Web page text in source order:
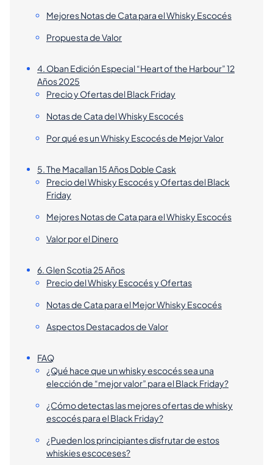
Mejores Notas de Cata para el Whisky Escocés
Propuesta de Valor
4. Oban Edición Especial “Heart of the Harbour” 12
Años 2025
Precio y Ofertas del Black Friday
Notas de Cata del Whisky Escocés
Por qué es un Whisky Escocés de Mejor Valor
5. The Macallan 15 Años Doble Cask
Precio del Whisky Escocés y Ofertas del Black
Friday
Mejores Notas de Cata para el Whisky Escocés
Valor por el Dinero
6. Glen Scotia 25 Años
Precio del Whisky Escocés y Ofertas
Notas de Cata para el Mejor Whisky Escocés
Aspectos Destacados de Valor
FAQ
¿Qué hace que un whisky escocés sea una
elección de “mejor valor” para el Black Friday?
¿Cómo detectas las mejores ofertas de whisky
escocés para el Black Friday?
¿Pueden los principiantes disfrutar de estos
whiskies escoceses?